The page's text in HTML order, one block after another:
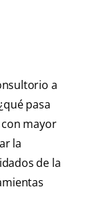
a
pasa
con mayor
la
de la